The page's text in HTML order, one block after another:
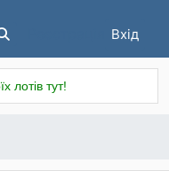
Вхід
лотів тут!